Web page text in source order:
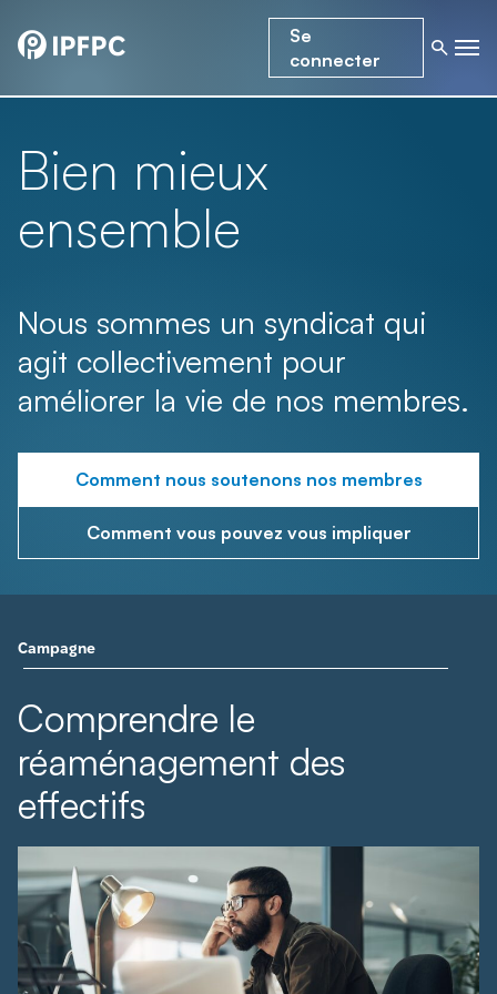
Se
connecter
Bien mieux
ensemble
Nous sommes un syndicat qui
agit collectivement pour
améliorer la vie de nos membres.
Comment nous soutenons nos membres
Comment vous pouvez vous impliquer
Campagne
Comprendre le
réaménagement des
effectifs